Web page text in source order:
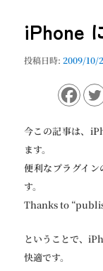
ー
ョ
iPhone
投稿日時:2009/10/
今この記事は、
ます。
便利なプラグイ
す。
Thanks to
ということで、
快適です。